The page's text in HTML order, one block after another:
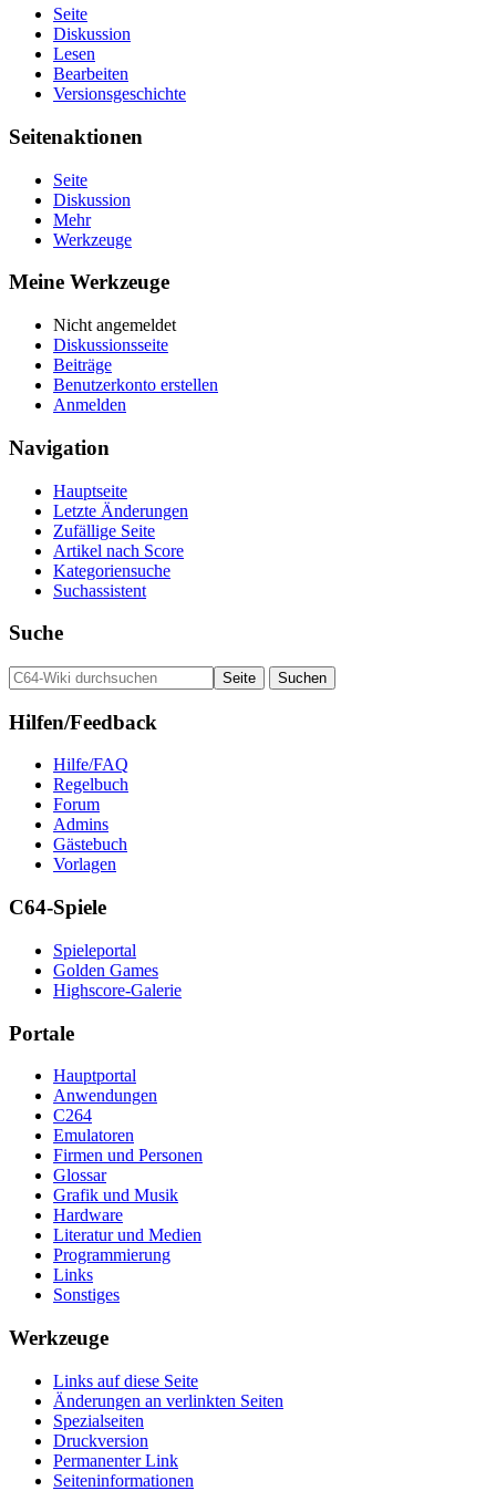
Seite
Diskussion
Lesen
Bearbeiten
Versionsgeschichte
Seitenaktionen
Seite
Diskussion
Mehr
Werkzeuge
Meine Werkzeuge
Nicht angemeldet
Diskussionsseite
Beiträge
Benutzerkonto erstellen
Anmelden
Navigation
Hauptseite
Letzte Änderungen
Zufällige Seite
Artikel nach Score
Kategoriensuche
Suchassistent
Suche
Hilfen/Feedback
Hilfe/FAQ
Regelbuch
Forum
Admins
Gästebuch
Vorlagen
C64-Spiele
Spieleportal
Golden Games
Highscore-Galerie
Portale
Hauptportal
Anwendungen
C264
Emulatoren
Firmen und Personen
Glossar
Grafik und Musik
Hardware
Literatur und Medien
Programmierung
Links
Sonstiges
Werkzeuge
Links auf diese Seite
Änderungen an verlinkten Seiten
Spezialseiten
Druckversion
Permanenter Link
Seiten­­informationen